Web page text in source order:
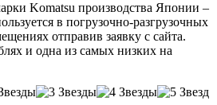
Komatsu производства Японии –
в погрузочно-разгрузочных
отправив заявку с сайта.
и одна из самых низких на